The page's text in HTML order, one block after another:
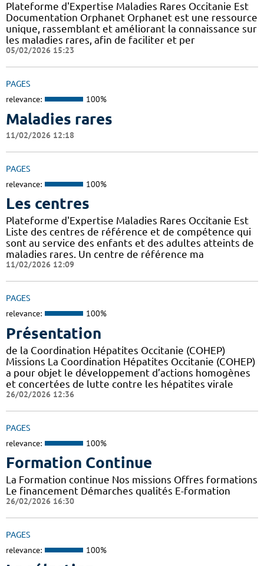
Plateforme d'Expertise Maladies Rares Occitanie Est
Documentation Orphanet Orphanet est une ressource
unique, rassemblant et améliorant la connaissance sur
les maladies rares, afin de faciliter et per
05/02/2026 15:23
PAGES
relevance: 100%
Maladies rares
11/02/2026 12:18
PAGES
relevance: 100%
Les centres
Plateforme d'Expertise Maladies Rares Occitanie Est
Liste des centres de référence et de compétence qui
sont au service des enfants et des adultes atteints de
maladies rares. Un centre de référence ma
11/02/2026 12:09
PAGES
relevance: 100%
Présentation
de la Coordination Hépatites Occitanie (COHEP)
Missions La Coordination Hépatites Occitanie (COHEP)
a pour objet le développement d’actions homogènes
et concertées de lutte contre les hépatites virale
26/02/2026 12:36
PAGES
relevance: 100%
Formation Continue
La Formation continue Nos missions Offres formations
Le financement Démarches qualités E-formation
26/02/2026 16:30
PAGES
relevance: 100%